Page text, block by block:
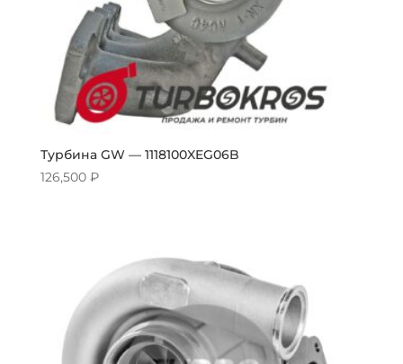
Турбина GW — 1118100XEG06B
126,500 ₽